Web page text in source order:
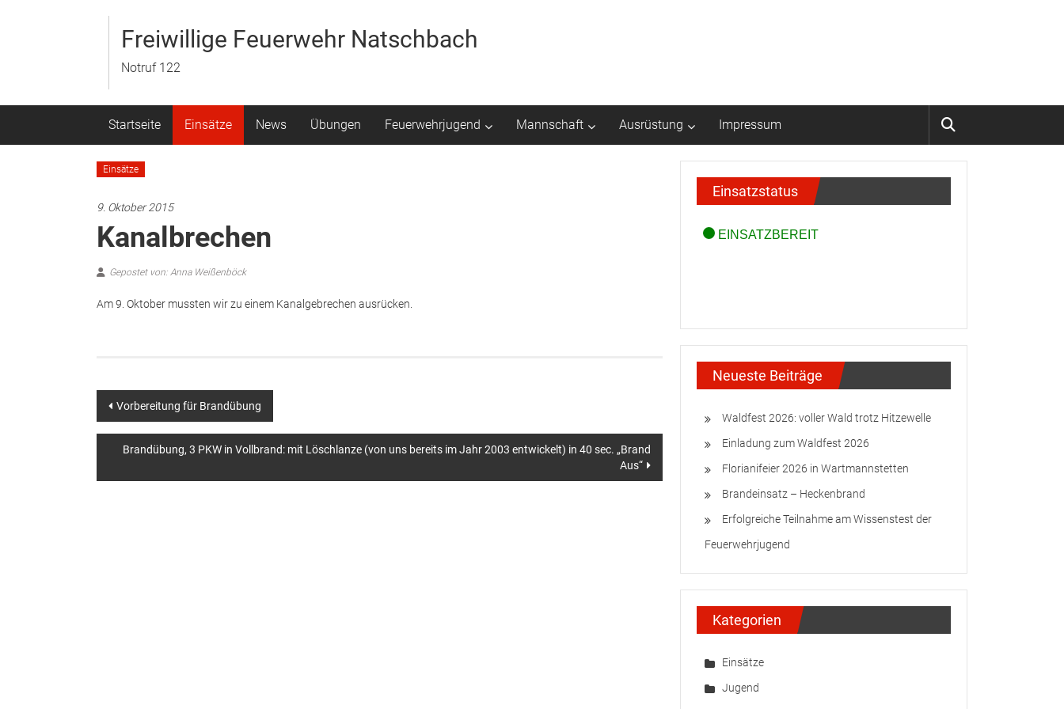
Freiwillige Feuerwehr Natschbach
Notruf 122
Startseite Einsätze News Übungen Feuerwehrjugend Mannschaft Ausrüstung Impressum
Einsätze
9. Oktober 2015
Kanalbrechen
Gepostet von: Anna Weißenböck
Am 9. Oktober mussten wir zu einem Kanalgebrechen ausrücken.
Beitragsnavigation
Vorbereitung für Brandübung
Brandübung, 3 PKW in Vollbrand: mit Löschlanze (von uns bereits im Jahr 2003 entwickelt) in 40 sec. „Brand
Aus“
Einsatzstatus
Neueste Beiträge
Waldfest 2026: voller Wald trotz Hitzewelle
Einladung zum Waldfest 2026
Florianifeier 2026 in Wartmannstetten
Brandeinsatz – Heckenbrand
Erfolgreiche Teilnahme am Wissenstest der
Feuerwehrjugend
Kategorien
Einsätze
Jugend